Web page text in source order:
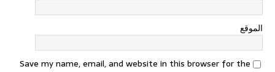
الموقع
Save my name, email, and website in this browser for the